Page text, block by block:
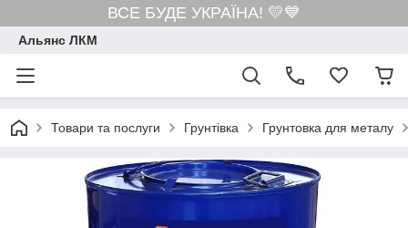
ВСЕ БУДЕ УКРАЇНА! 💛💙
Альянс ЛКМ
Товари та послуги Грунтівка Грунтовка для металу